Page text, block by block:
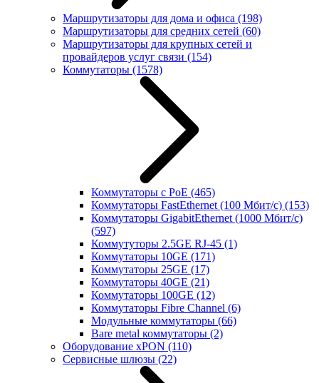
Маршрутизаторы для дома и офиса (198)
Маршрутизаторы для средних сетей (60)
Маршрутизаторы для крупных сетей и
провайдеров услуг связи (154)
Коммутаторы (1578)
Коммутаторы с PoE (465)
Коммутаторы FastEthernet (100 Мбит/с) (153)
Коммутаторы GigabitEthernet (1000 Мбит/с)
(597)
Коммутуторы 2.5GE RJ-45 (1)
Коммутаторы 10GE (171)
Коммутаторы 25GE (17)
Коммутаторы 40GE (21)
Коммутаторы 100GE (12)
Коммутаторы Fibre Channel (6)
Модульные коммутаторы (66)
Bare metal коммутаторы (2)
Оборудование xPON (110)
Сервисные шлюзы (22)